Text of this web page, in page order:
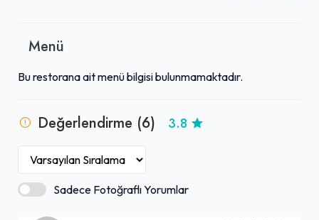
hizmet kalitesi ve ambiyansıyla pozitif bir deneyim sunma
ihtiyacı olan bir işletmedir.
Menü
Bu restorana ait menü bilgisi bulunmamaktadır.
Değerlendirme (6) 3.8
Sadece Fotoğraflı Yorumlar